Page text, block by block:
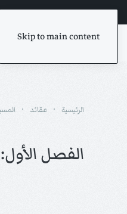
Skip to main content
إشترك في المراسلات
الرئيسية عقائد
الفصل الأول: